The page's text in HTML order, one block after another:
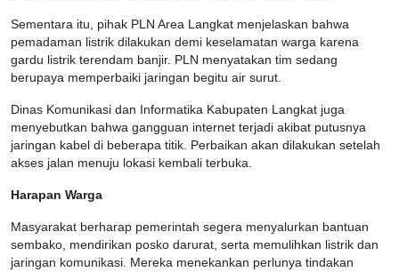
Sementara itu, pihak PLN Area Langkat menjelaskan bahwa
pemadaman listrik dilakukan demi keselamatan warga karena
gardu listrik terendam banjir. PLN menyatakan tim sedang
berupaya memperbaiki jaringan begitu air surut.
Dinas Komunikasi dan Informatika Kabupaten Langkat juga
menyebutkan bahwa gangguan internet terjadi akibat putusnya
jaringan kabel di beberapa titik. Perbaikan akan dilakukan setelah
akses jalan menuju lokasi kembali terbuka.
Harapan Warga
Masyarakat berharap pemerintah segera menyalurkan bantuan
sembako, mendirikan posko darurat, serta memulihkan listrik dan
jaringan komunikasi. Mereka menekankan perlunya tindakan